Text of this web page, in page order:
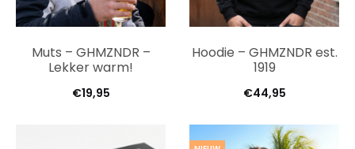
Muts – GHMZNDR –
Lekker warm!
€19,95
Hoodie – GHMZNDR est.
1919
€44,95